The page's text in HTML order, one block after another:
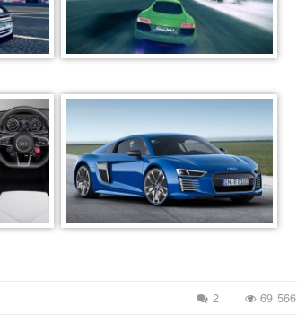
2 69 566